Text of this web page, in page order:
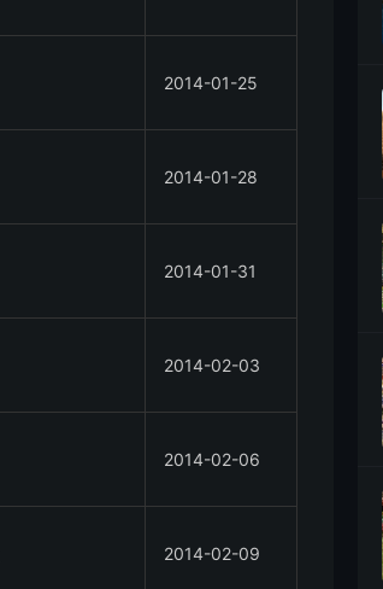
2014-01-25
2014-01-28
2014-01-31
2014-02-03
2014-02-06
2014-02-09